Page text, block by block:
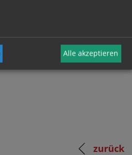
zurück
Alle akzeptieren